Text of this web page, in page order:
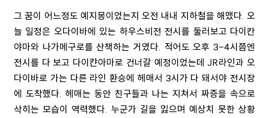
그 꿈이 어느정도 예지몽이었는지 오전 내내 지하철을 해맸다. 오
늘 일정은 오다이바에 있는 하우스비전 전시를 둘러보고 다이칸
야마와 나가메구로를 산책하는 거였다. 적어도 오후 3-4시쯤엔
전시를 다 보고 다이캰아마로 건너갈 예정이었는데 JR라인과 오
다이바로 가는 다른 라인 환승에 헤매서 3시가 다 돼서야 전시장
에 도착했다. 헤매는 동안 친구들과 나는 지쳐서 짜증을 속으로
삭히는 모습이 역력했다. 누군가 길을 잃으며 예상치 못한 상황